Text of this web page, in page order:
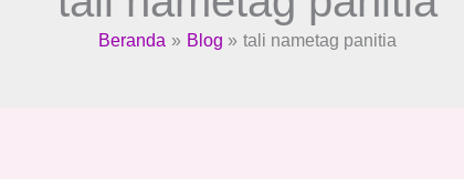
Beranda Blog tali nametag panitia